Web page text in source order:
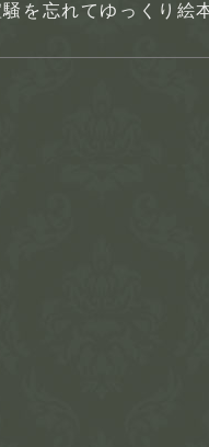
騒を忘れてゆっくり絵